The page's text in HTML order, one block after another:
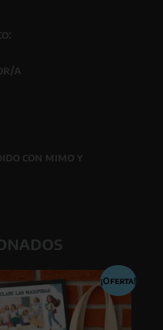
a
con mimo y
¡Oferta!